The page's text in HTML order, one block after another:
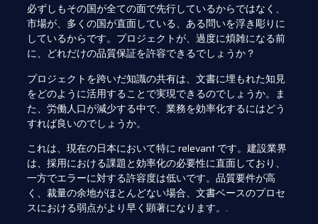
必ずしもその国が全ての面で先行しているからではなく、
市場が、多くの国が直面している、ある問いを浮き彫りに
しているからです。プロジェクトが、過度に煩雑になる前
に、どれだけの品質保証を許容できるでしょうか？
プロジェクトを跨いだ知識の共有は、文書に埋もれた知見
をどのように活用することで実現できるのでしょうか。ま
た、労働人口が減少する中で、業務を効率化するにはどう
すれば良いのでしょうか。
これは、現在の日本において特に relevant です。建設業界
は、採用における課題と効率化の必要性に直面しており、
一方でエラーに対する許容度は低いです。品質要件が高
く、裁量の余地がほとんどない場合、文書ベースのプロセ
スにおける弱点がより早く顕著になります。.